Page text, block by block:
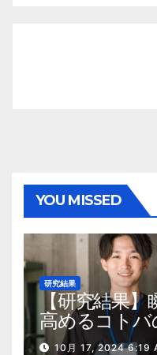
YOU MISSED
研究結果
【研究結果
高めるコトバ
10月 17, 2024 6:19